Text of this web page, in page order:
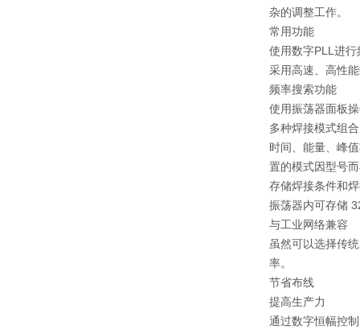
杂的调整工作。
常用功能
使用数字PLL进
采用高速、高性
频率搜索功能
使用振荡器面板
多种焊接模式组合
时间、能量、峰
置的模式因型号
存储焊接条件和
振荡器内可存储
与工业网络兼容
虽然可以选择传
率。
节省布线
提高生产力
通过数字恒幅控